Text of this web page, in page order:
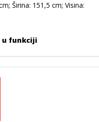
Širina: 151,5 cm; Visina:
u funkciji